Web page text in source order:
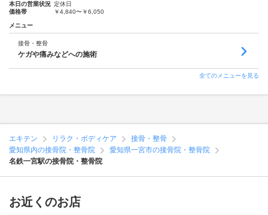
本日の営業状況 定休日
価格帯
￥4,840〜￥6,050
メニュー
接骨・整骨
ケガや痛みなどへの施術
全てのメニューを見る
エキテン リラク・ボディケア
接骨・整骨
愛知県内の接骨院・整骨院
愛知県一宮市の接骨院・整骨院
名鉄一宮駅の接骨院・整骨院
お近くのお店